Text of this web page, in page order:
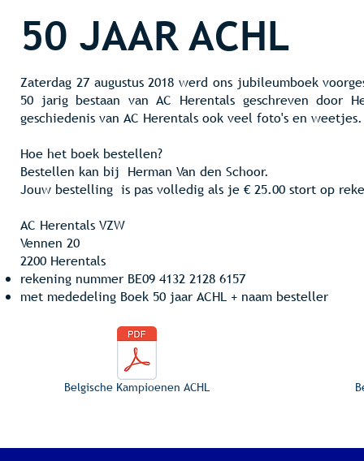
50 JAAR ACHL
Zaterdag 27 augustus 2018 werd ons jubileumboek
50 jarig bestaan van AC Herentals geschreven door
geschiedenis van AC Herentals ook veel foto's en
Hoe het boek bestellen?
Bestellen kan bij Herman Van den Schoor.
Jouw bestelling is pas volledig als je € 25.00 stort op
AC Herentals VZW
Vennen 20
2200 Herentals
rekening nummer BE09 4132 2128 6157
met mededeling Boek 50 jaar ACHL + naam besteller
Belgische Kampioenen ACHL